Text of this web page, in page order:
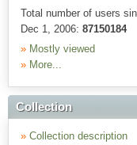
Total number of users
Dec 1, 2006: 87150184
» Mostly viewed
» More...
Collection
» Collection description